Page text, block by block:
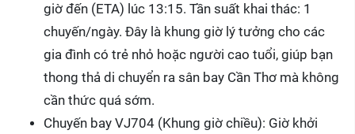
giờ đến (ETA) lúc 13:15. Tần suất khai thác: 1
chuyến/ngày. Đây là khung giờ lý tưởng cho các
gia đình có trẻ nhỏ hoặc người cao tuổi, giúp bạn
thong thả di chuyển ra sân bay Cần Thơ mà không
cần thức quá sớm.
Chuyến bay VJ704 (Khung giờ chiều): Giờ khởi